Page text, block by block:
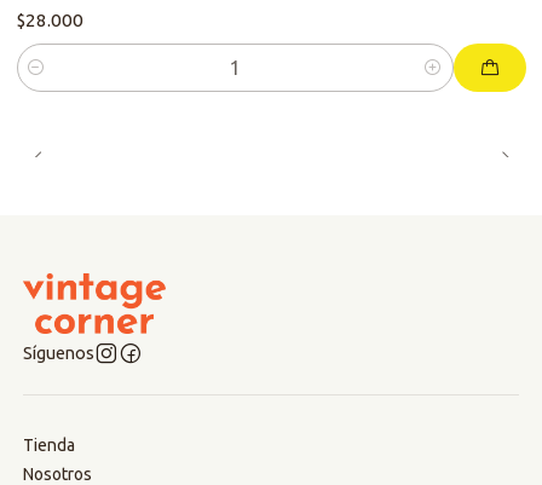
$28.000
Cantidad
Síguenos
Tienda
Nosotros